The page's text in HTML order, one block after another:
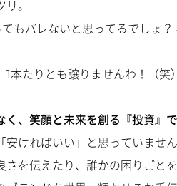
。
もバレないと思ってるでしょ
本たりとも譲りませんわ！（笑）
、笑顔と未来を創る『投資』で
ければいい」と思っていませ
を伝えたり、誰かの困りごと